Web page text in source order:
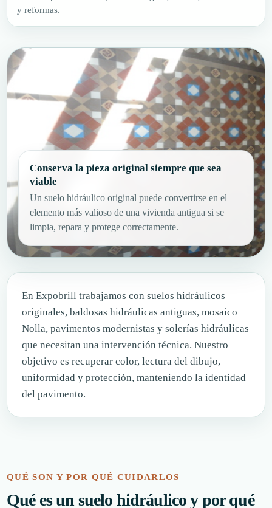
y reformas.
Conserva la pieza original siempre que sea
viable
Un suelo hidráulico original puede convertirse en el
elemento más valioso de una vivienda antigua si se
limpia, repara y protege correctamente.
En Expobrill trabajamos con suelos hidráulicos
originales, baldosas hidráulicas antiguas, mosaico
Nolla, pavimentos modernistas y solerías hidráulicas
que necesitan una intervención técnica. Nuestro
objetivo es recuperar color, lectura del dibujo,
uniformidad y protección, manteniendo la identidad
del pavimento.
QUÉ SON Y POR QUÉ CUIDARLOS
Qué es un suelo hidráulico y por qué